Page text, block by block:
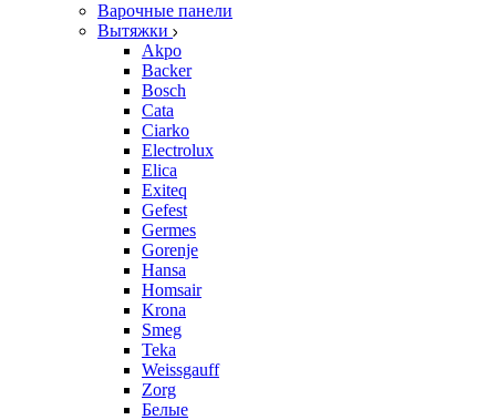
Варочные панели
Вытяжки
Akpo
Backer
Bosch
Cata
Ciarko
Electrolux
Elica
Exiteq
Gefest
Germes
Gorenje
Hansa
Homsair
Krona
Smeg
Teka
Weissgauff
Zorg
Белые